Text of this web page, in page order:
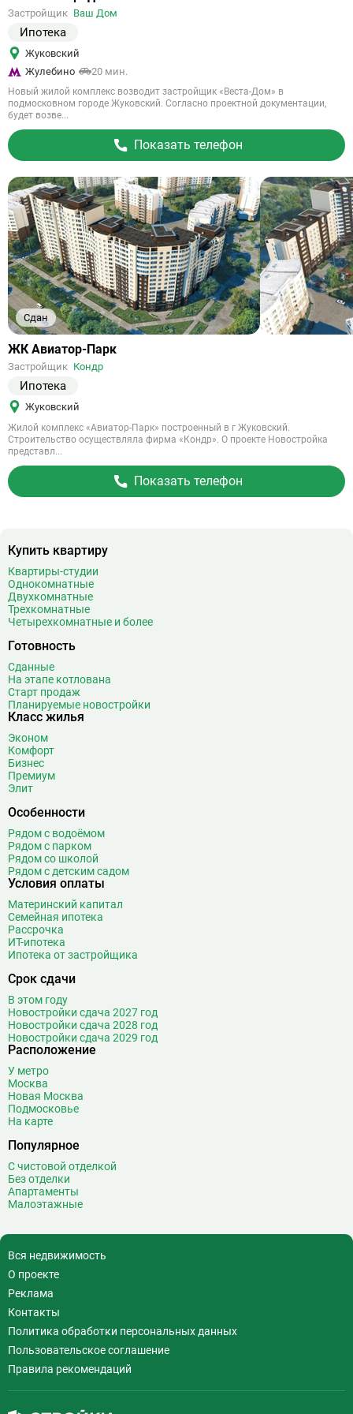
объект
Застройщик Ваш Дом
Ипотека
Жуковский
Жулебино
20 мин.
Новый жилой комплекс возводит застройщик «Веста-Дом» в
подмосковном городе Жуковский. Согласно проектной документации,
будет возве...
Показать телефон
Сдан
Ссылка
объект
ЖК Авиатор-Парк
Застройщик Кондр
Ипотека
Жуковский
Жилой комплекс «Авиатор-Парк» построенный в г Жуковский.
Строительство осуществляла фирма «Кондр». О проекте Новостройка
представл...
Показать телефон
Купить квартиру
Квартиры-студии
Однокомнатные
Двухкомнатные
Трехкомнатные
Четырехкомнатные и более
Готовность
Сданные
На этапе котлована
Старт продаж
Планируемые новостройки
Класс жилья
Эконом
Комфорт
Бизнес
Премиум
Элит
Особенности
Рядом с водоёмом
Рядом с парком
Рядом со школой
Рядом с детским садом
Условия оплаты
Материнский капитал
Семейная ипотека
Рассрочка
ИТ-ипотека
Ипотека от застройщика
Срок сдачи
В этом году
Новостройки сдача 2027 год
Новостройки сдача 2028 год
Новостройки сдача 2029 год
Расположение
У метро
Москва
Новая Москва
Подмосковье
На карте
Популярное
С чистовой отделкой
Без отделки
Апартаменты
Малоэтажные
Вся недвижимость
О проекте
Реклама
Контакты
Политика обработки персональных данных
Пользовательское соглашение
Правила рекомендаций